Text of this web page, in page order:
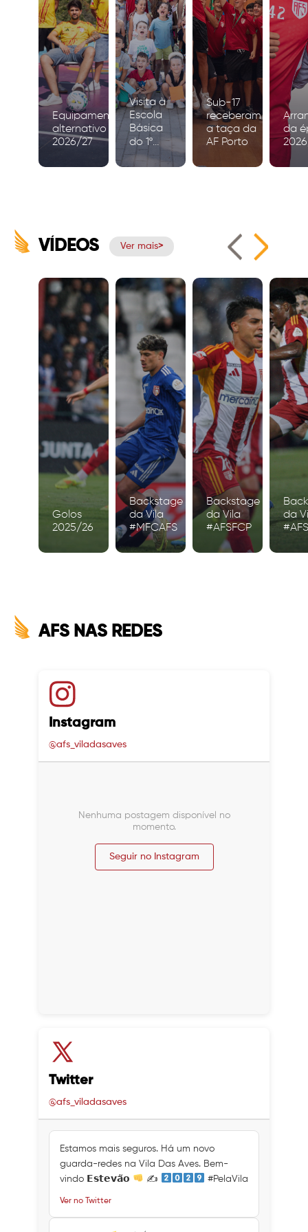
Equipamento
alternativo
2026/27
Visita à
Escola
Básica
do 1º
Ciclo de
Igreja
Sub-17
receberam
a taça da
AF Porto
da
VÍDEOS Ver mais
Golos
2025/26
Backstage
da Vila
#MFCAFS
Backstage
da Vila
#AFSFCP
da
AFS NAS REDES
Instagram
@afs_viladasaves
Nenhuma postagem disponível no
momento.
Seguir no Instagram
Twitter
@afs_viladasaves
Estamos mais seguros. Há um novo
guarda-redes na Vila Das Aves. Bem-
vindo 𝗘𝘀𝘁𝗲𝘃𝗮̃𝗼
✍ #PelaVila
Ver no Twitter